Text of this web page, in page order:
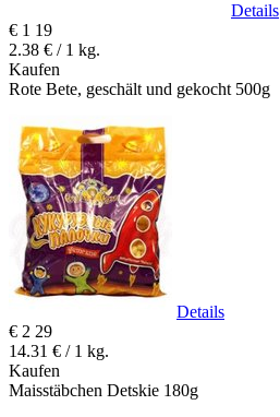
Details
€ 1 19
2.38 € / 1 kg.
Kaufen
Rote Bete, geschält und gekocht 500g
Details
€ 2 29
14.31 € / 1 kg.
Kaufen
Maisstäbchen Detskie 180g